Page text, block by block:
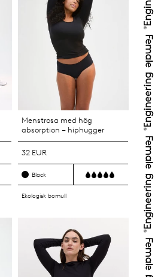
Menstrosa med hög
absorption – hiphugger
32 EUR
Black
Ekologisk bomull